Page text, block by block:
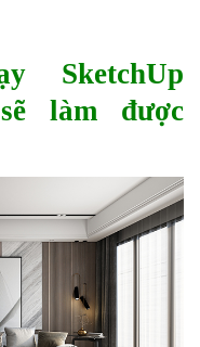
SketchUp
làmđược